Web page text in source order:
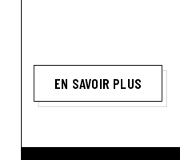
EN SAVOIR PLUS